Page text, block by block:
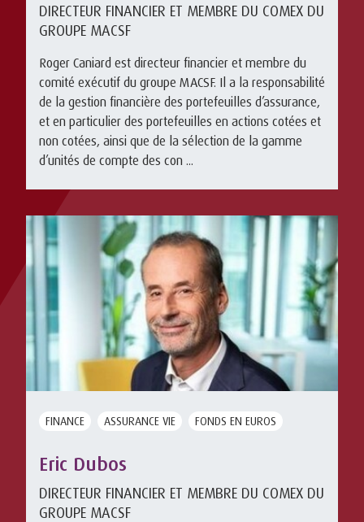
DIRECTEUR FINANCIER ET MEMBRE DU COMEX DU
GROUPE MACSF
Roger Caniard est directeur financier et membre du
comité exécutif du groupe MACSF. Il a la responsabilité
de la gestion financière des portefeuilles d’assurance,
et en particulier des portefeuilles en actions cotées et
non cotées, ainsi que de la sélection de la gamme
d’unités de compte des con ...
FINANCE ASSURANCE VIE FONDS EN EUROS
Eric Dubos
DIRECTEUR FINANCIER ET MEMBRE DU COMEX DU
GROUPE MACSF